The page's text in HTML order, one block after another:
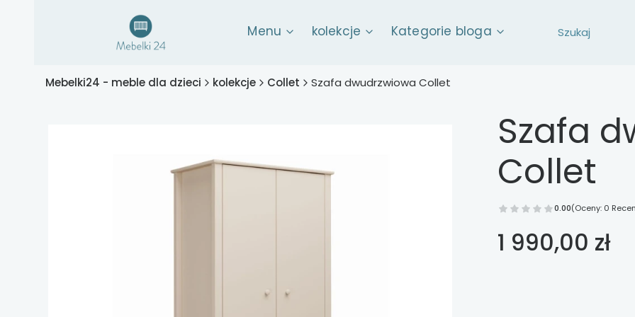
Menu kolekcje Kategorie bloga
Mebelki24 - meble dla dzieci kolekcje Collet Szafa dwudrzwiowa Collet
Szafa
Collet
0.00(Oceny: 0
Cena
1 990,00 zł